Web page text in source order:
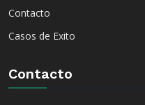
Contacto
Casos de Exito
Contacto